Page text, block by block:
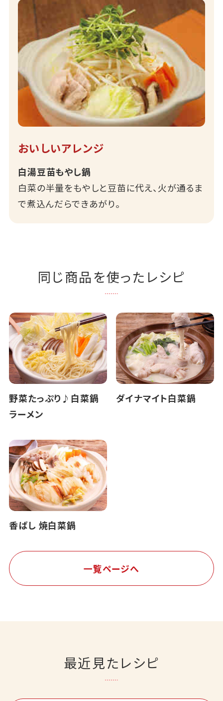
おいしいアレンジ
白湯豆苗もやし鍋
白菜の半量をもやしと豆苗に代え、火が通るま
で煮込んだらできあがり。
同じ商品を使ったレシピ
野菜たっぷり♪白菜鍋
ラーメン
ダイナマイト白菜鍋
香ばし 焼白菜鍋
一覧ページへ
最近見たレシピ